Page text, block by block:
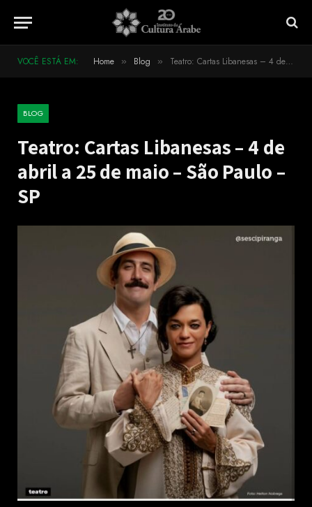
VOCÊ ESTÁ EM: Home » Blog » Teatro: Cartas Libanesas – 4 de abril a 25 de maio – São Paulo – SP
BLOG
Teatro: Cartas Libanesas – 4 de
abril a 25 de maio – São Paulo –
SP